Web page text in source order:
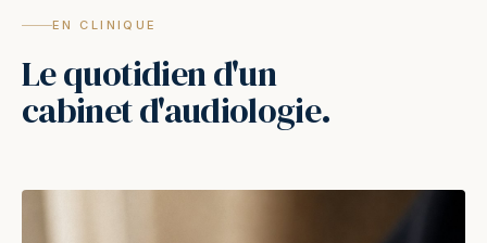
EN CLINIQUE
Le quotidien d'un
cabinet d'audiologie.